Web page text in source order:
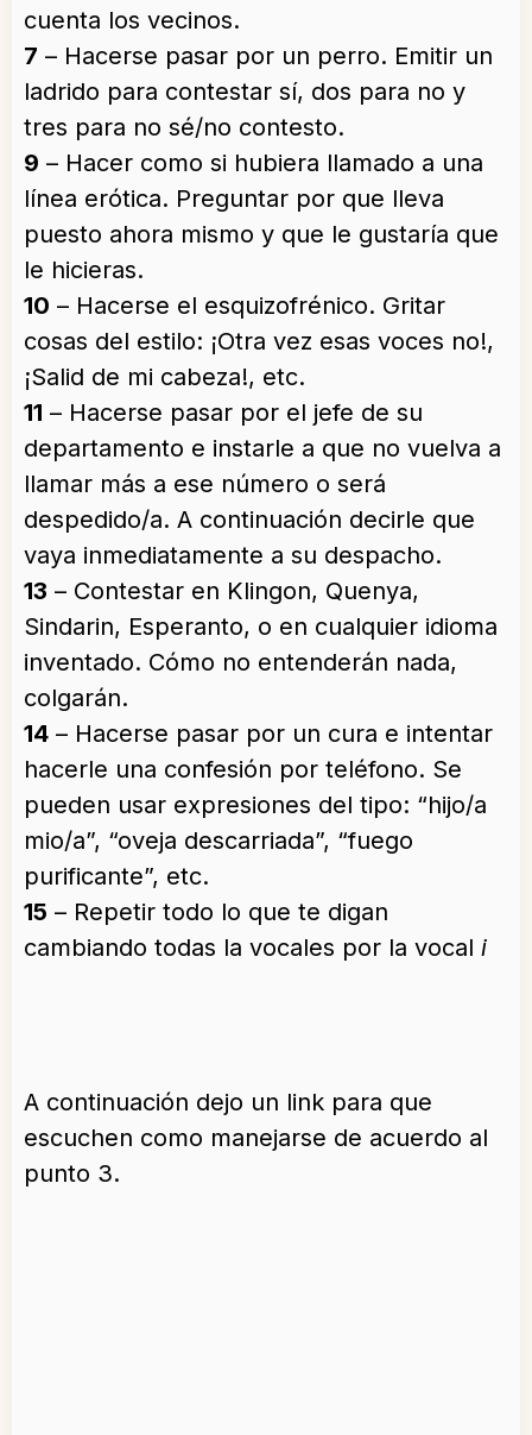
cuenta los vecinos.
7 – Hacerse pasar por un perro. Emitir un
ladrido para contestar sí, dos para no y
tres para no sé/no contesto.
9 – Hacer como si hubiera llamado a una
línea erótica. Preguntar por que lleva
puesto ahora mismo y que le gustaría que
le hicieras.
10 – Hacerse el esquizofrénico. Gritar
cosas del estilo: ¡Otra vez esas voces no!,
¡Salid de mi cabeza!, etc.
11 – Hacerse pasar por el jefe de su
departamento e instarle a que no vuelva a
llamar más a ese número o será
despedido/a. A continuación decirle que
vaya inmediatamente a su despacho.
13 – Contestar en Klingon, Quenya,
Sindarin, Esperanto, o en cualquier idioma
inventado. Cómo no entenderán nada,
colgarán.
14 – Hacerse pasar por un cura e intentar
hacerle una confesión por teléfono. Se
pueden usar expresiones del tipo: “hijo/a
mio/a”, “oveja descarriada”, “fuego
purificante”, etc.
15 – Repetir todo lo que te digan
cambiando todas la vocales por la vocal i
A continuación dejo un link para que
escuchen como manejarse de acuerdo al
punto 3.